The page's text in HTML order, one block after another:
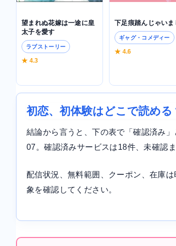
望まれぬ花嫁は一途に皇
太子を愛す
ラブストーリー
★ 4.3
下足痕踏んじゃいま
ギャグ・コメディー
★ 4.6
初恋、初体験はどこで読める
結論から言うと、下の表で「確認済み
07。確認済みサービスは18件、未確認
配信状況、無料範囲、クーポン、在庫
象を確認してください。